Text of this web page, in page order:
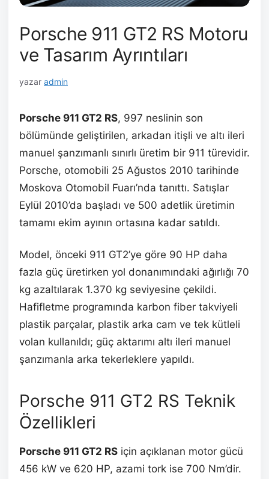
Porsche 911 GT2 RS Motoru
ve Tasarım Ayrıntıları
yazar admin
Porsche 911 GT2 RS, 997 neslinin son
bölümünde geliştirilen, arkadan itişli ve altı ileri
manuel şanzımanlı sınırlı üretim bir 911 türevidir.
Porsche, otomobili 25 Ağustos 2010 tarihinde
Moskova Otomobil Fuarı’nda tanıttı. Satışlar
Eylül 2010’da başladı ve 500 adetlik üretimin
tamamı ekim ayının ortasına kadar satıldı.
Model, önceki 911 GT2’ye göre 90 HP daha
fazla güç üretirken yol donanımındaki ağırlığı 70
kg azaltılarak 1.370 kg seviyesine çekildi.
Hafifletme programında karbon fiber takviyeli
plastik parçalar, plastik arka cam ve tek kütleli
volan kullanıldı; güç aktarımı altı ileri manuel
şanzımanla arka tekerleklere yapıldı.
Porsche 911 GT2 RS Teknik
Özellikleri
Porsche 911 GT2 RS için açıklanan motor gücü
456 kW ve 620 HP, azami tork ise 700 Nm’dir.